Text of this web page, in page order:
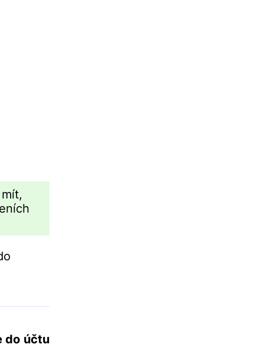
bez kontroly člověkem. Stroj mohl určité části
do účtu